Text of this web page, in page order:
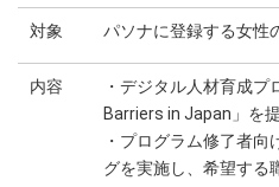
対象 パソナに登録する女性
内容
・デジタル人材育成
Barriers in Japan」を
・プログラム修了者
グを実施し、希望する